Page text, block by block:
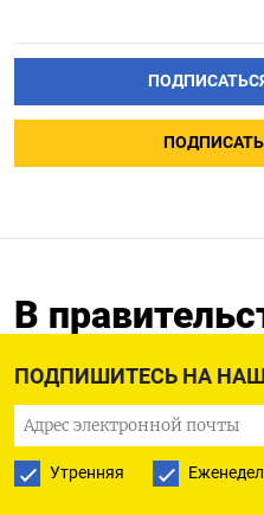
ПОДПИШИТЕСЬ НА
Утренняя
В
больше
тюрьмы
12.06.2025